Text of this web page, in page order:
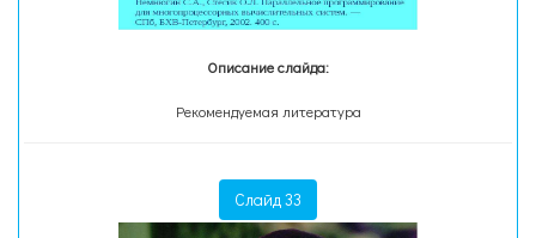
Описание слайда:
Рекомендуемая литература
Слайд 33